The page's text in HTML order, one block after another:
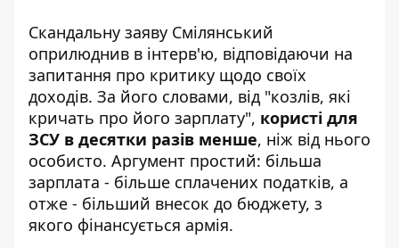
Скандальну заяву Смілянський
оприлюднив в інтерв'ю, відповідаючи на
запитання про критику щодо своїх
доходів. За його словами, від "козлів, які
кричать про його зарплату", користі для
ЗСУ в десятки разів менше, ніж від нього
особисто. Аргумент простий: більша
зарплата - більше сплачених податків, а
отже - більший внесок до бюджету, з
якого фінансується армія.